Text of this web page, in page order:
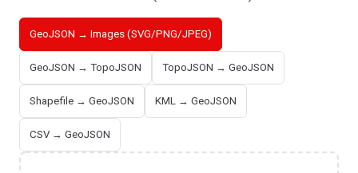
GeoJSON → Images (SVG/PNG/JPEG)
GeoJSON → TopoJSON TopoJSON → GeoJSON
Shapefile → GeoJSON KML → GeoJSON
CSV → GeoJSON